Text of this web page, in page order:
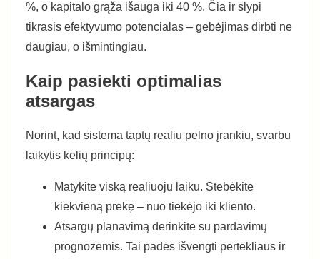
%, o kapitalo grąža išauga iki 40 %. Čia ir slypi
tikrasis efektyvumo potencialas – gebėjimas dirbti ne
daugiau, o išmintingiau.
Kaip pasiekti optimalias
atsargas
Norint, kad sistema taptų realiu pelno įrankiu, svarbu
laikytis kelių principų:
Matykite viską realiuoju laiku. Stebėkite
kiekvieną prekę – nuo tiekėjo iki kliento.
Atsargų planavimą derinkite su pardavimų
prognozėmis. Tai padės išvengti pertekliaus ir